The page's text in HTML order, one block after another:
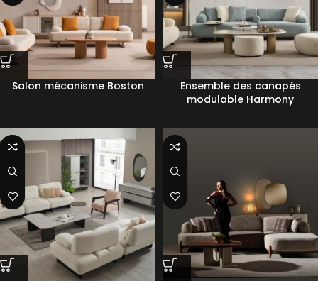
Salon mécanisme Boston
Ensemble des canapés
modulable Harmony